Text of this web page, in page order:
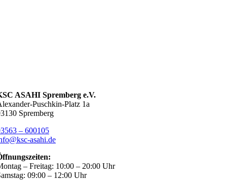
ASAHI Spremberg e.V.
Puschkin-Platz 1a
Spremberg
– 600105
asahi.de
– Freitag: 10:00 – 20:00 Uhr
09:00 – 12:00 Uhr